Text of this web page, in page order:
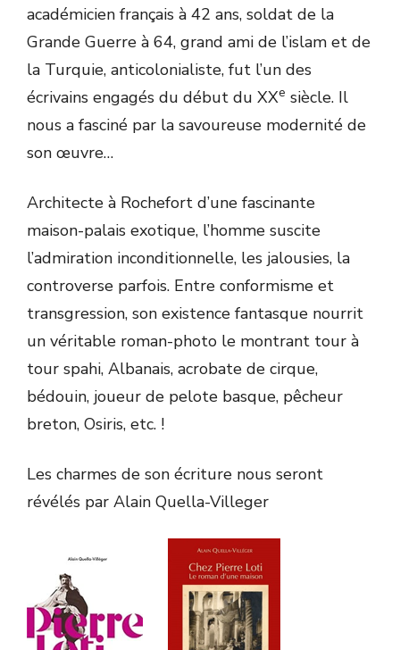
académicien français à 42 ans, soldat de la
Grande Guerre à 64, grand ami de l’islam et de
la Turquie, anticolonialiste, fut l’un des
écrivains engagés du début du XXe siècle. Il
nous a fasciné par la savoureuse modernité de
son œuvre…
Architecte à Rochefort d’une fascinante
maison-palais exotique, l’homme suscite
l’admiration inconditionnelle, les jalousies, la
controverse parfois. Entre conformisme et
transgression, son existence fantasque nourrit
un véritable roman-photo le montrant tour à
tour spahi, Albanais, acrobate de cirque,
bédouin, joueur de pelote basque, pêcheur
breton, Osiris, etc. !
Les charmes de son écriture nous seront
révélés par Alain Quella-Villeger